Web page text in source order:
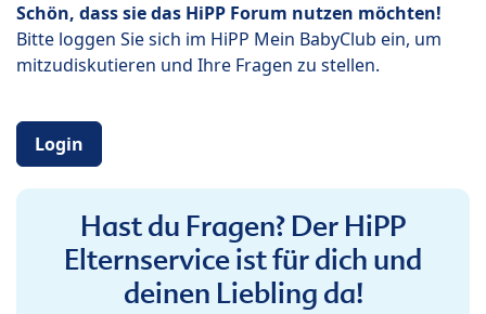
Schön, dass sie das HiPP Forum nutzen möchten!
Bitte loggen Sie sich im HiPP Mein BabyClub ein, um
mitzudiskutieren und Ihre Fragen zu stellen.
Login
Hast du Fragen? Der HiPP
Elternservice ist für dich und
deinen Liebling da!